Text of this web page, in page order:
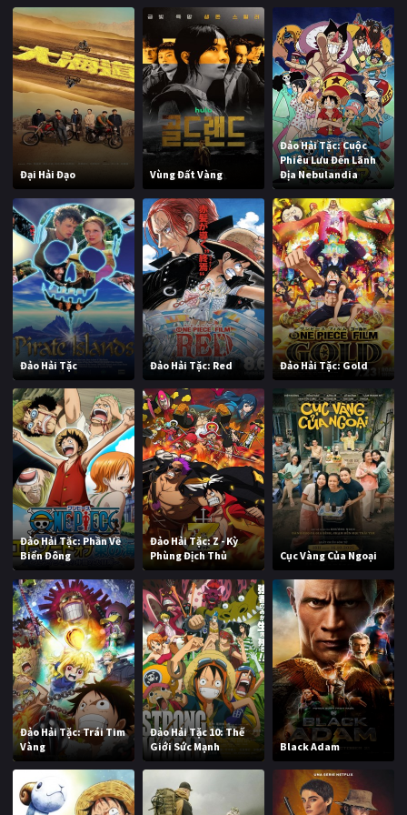
Đại Hải Đạo Vùng Đất Vàng
Đảo Hải Tặc: Cuộc
Phiêu Lưu Đến Lãnh
Địa Nebulandia
Đảo Hải Tặc Đảo Hải Tặc: Red Đảo Hải Tặc: Gold
Đảo Hải Tặc: Phần Về
Biển Đông
Đảo Hải Tặc: Z - Kỳ
Phùng Địch Thủ
Cục Vàng Của Ngoại
Đảo Hải Tặc: Trái Tim
Vàng
Đảo Hải Tặc 10: Thế
Giới Sức Mạnh
Black Adam